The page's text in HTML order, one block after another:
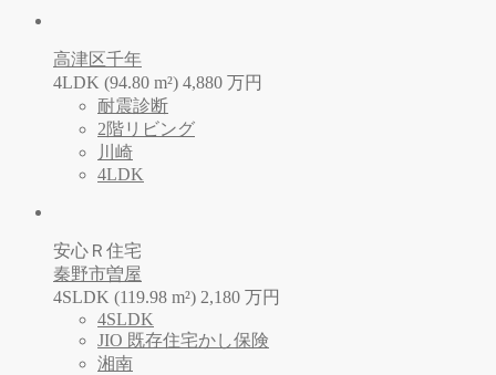
高津区千年
4LDK (94.80 m²) 4,880 万円
耐震診断
2階リビング
川崎
4LDK
安心Ｒ住宅
秦野市曽屋
4SLDK (119.98 m²) 2,180 万円
4SLDK
JIO 既存住宅かし保険
湘南